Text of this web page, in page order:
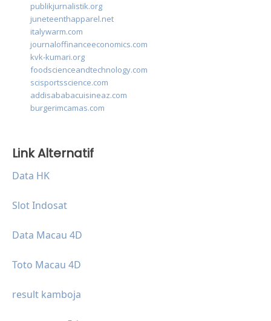
publikjurnalistik.org
juneteenthapparel.net
italywarm.com
journaloffinanceeconomics.com
kvk-kumari.org
foodscienceandtechnology.com
scisportsscience.com
addisababacuisineaz.com
burgerimcamas.com
Link Alternatif
Data HK
Slot Indosat
Data Macau 4D
Toto Macau 4D
result kamboja